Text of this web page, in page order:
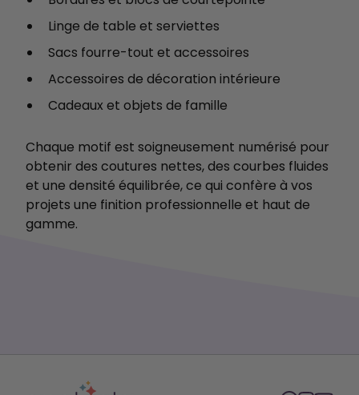
Linge de table et serviettes
Sacs fourre-tout et accessoires
Accessoires de décoration intérieure
Cadeaux et objets de famille
Chaque motif est soigneusement numérisé pour
obtenir des coutures nettes, des courbes fluides
et une densité équilibrée, ce qui confère à vos
projets une finition professionnelle et haut de
gamme.